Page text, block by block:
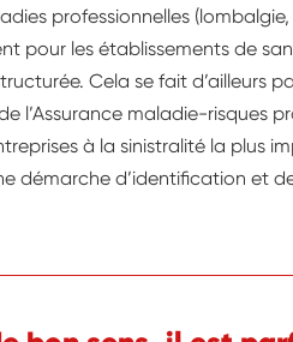
professionnelles (lombalgie,
pour les établissements de
Cela se fait d’ailleurs
l’Assurance maladie-risques
à la sinistralité la plus
démarche d’identification et